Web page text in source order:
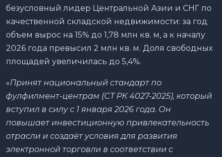
безусловный лидер Центральной Азии и СНГ по
качественной складской недвижимости: за год
объем вырос на 15% до 1,78 млн кв. м, а к началу
2026 года превысил 2 млн кв. м. Доля свободных
площадей увеличилась до 5,4%.
«Принят национальный стандарт по
фулфилмент-центрам (СТ РК 4027-2025), который
вступил в силу с 1 января 2026 года. Он
повышает инвестиционную привлекательность
отрасли и создаёт условия для развития
электронной торговли в соответствии с